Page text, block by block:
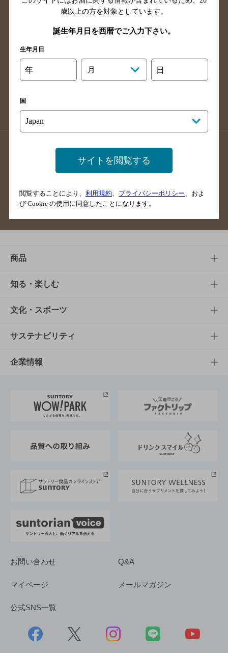
島根県のバー検索
徳島県のバー検索
香川県のバー検索
愛媛県のバー検索
高知県のバー検索
長崎県のバー検索
佐賀県のバー検索
大分県のバー検索
熊本県のバー検索
沖縄県のバー検索
店舗登録方法のご案内
店舗情報更新方法のご案内
掲載店舗様ログイン
ご意見・ご感想
商品
商品TOP
商品一覧
商品発売情報
栄養成分一覧
知る・楽しむ
知る・楽しむTOP
キャンペーン
工場見学
地域情報
文化・スポーツ
文化・スポーツTOP
サントリーホール
サントリーサンバーズ大阪
サステナビリティ
サステナビリティTOP
サントリーが考えるサステナビリティ経営
企業情報
企業概要
採用情報
お問い合わせ Q&A
マイページ メールマガジン
公式SNS一覧
歳以上の方を対象としています。
誕生年月日を西暦でご入力下さい。
生年月日
年 月 日
国
サイトを閲覧する
閲覧することにより、 利用規約 プライバシーポリシー 、およ
び Cookie の使用に同意したことになります。